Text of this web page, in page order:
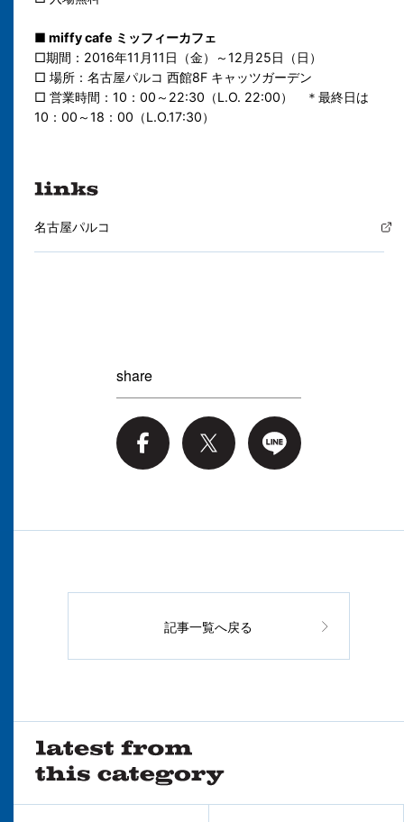
■ miffy cafe ミッフィーカフェ
□期間：2016年11月11日（金）～12月25日（日）
□ 場所：名古屋パルコ 西館8F キャッツガーデン
□ 営業時間：10：00～22:30（L.O. 22:00） ＊最終日は
10：00～18：00（L.O.17:30）
名古屋パルコ
share
記事一覧へ戻る